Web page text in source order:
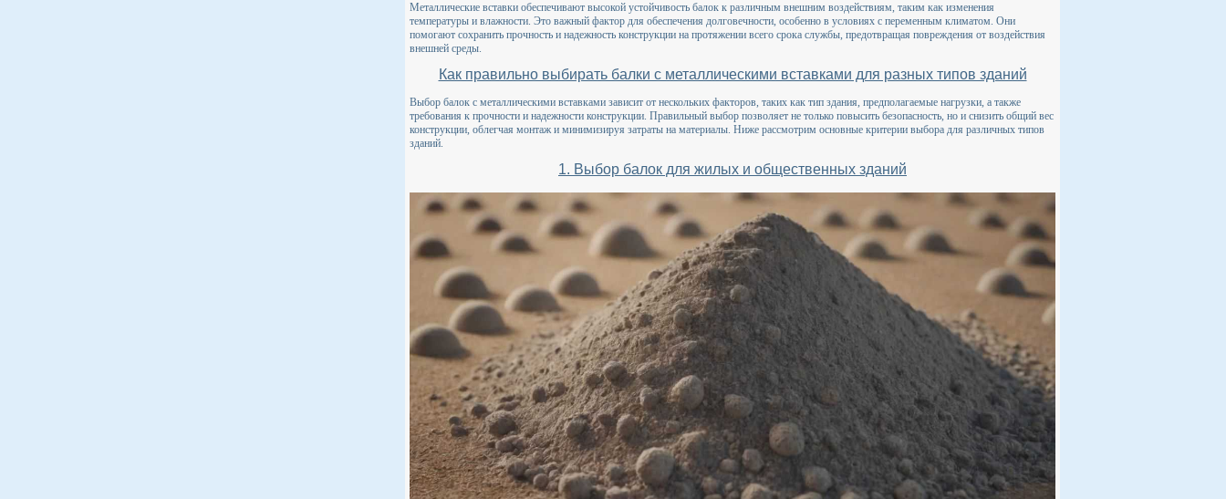
Металлические вставки обеспечивают высокой устойчивость балок к различным внешним воздействиям, таким как изменения
температуры и влажности. Это важный фактор для обеспечения долговечности, особенно в условиях с переменным климатом. Они
помогают сохранить прочность и надежность конструкции на протяжении всего срока службы, предотвращая повреждения от воздействия
внешней среды.
Как правильно выбирать балки с металлическими вставками для разных типов зданий
Выбор балок с металлическими вставками зависит от нескольких факторов, таких как тип здания, предполагаемые нагрузки, а также
требования к прочности и надежности конструкции. Правильный выбор позволяет не только повысить безопасность, но и снизить общий вес
конструкции, облегчая монтаж и минимизируя затраты на материалы. Ниже рассмотрим основные критерии выбора для различных типов
зданий.
1. Выбор балок для жилых и общественных зданий